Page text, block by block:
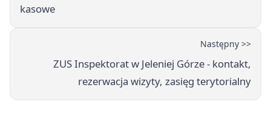
kasowe
Następny >>
ZUS Inspektorat w Jeleniej Górze - kontakt,
rezerwacja wizyty, zasięg terytorialny